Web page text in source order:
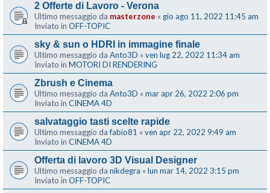
2 Offerte di Lavoro - Verona
Ultimo messaggio da masterzone « gio ago 11, 2022 11:45 am
Inviato in OFF-TOPIC
sky & sun o HDRI in immagine finale
Ultimo messaggio da Anto3D « ven lug 22, 2022 11:34 am
Inviato in MOTORI DI RENDERING
Zbrush e Cinema
Ultimo messaggio da Anto3D « mar apr 26, 2022 2:06 pm
Inviato in CINEMA 4D
salvataggio tasti scelte rapide
Ultimo messaggio dafabio81 « ven apr 22, 2022 9:49 am
Inviato in CINEMA 4D
Offerta di lavoro 3D Visual Designer
Ultimo messaggio da nikdegra « lun mar 14, 2022 3:15 pm
Inviato in OFF-TOPIC